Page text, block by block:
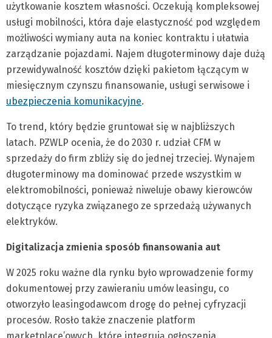
użytkowanie kosztem własności. Oczekują kompleksowej
usługi mobilności, która daje elastyczność pod względem
możliwości wymiany auta na koniec kontraktu i ułatwia
zarządzanie pojazdami. Najem długoterminowy daje dużą
przewidywalność kosztów dzięki pakietom łączącym w
miesięcznym czynszu finansowanie, usługi serwisowe i
ubezpieczenia komunikacyjne.
To trend, który będzie gruntował się w najbliższych
latach. PZWLP ocenia, że do 2030 r. udział CFM w
sprzedaży do firm zbliży się do jednej trzeciej. Wynajem
długoterminowy ma dominować przede wszystkim w
elektromobilności, ponieważ niweluje obawy kierowców
dotyczące ryzyka związanego ze sprzedażą używanych
elektryków.
Digitalizacja zmienia sposób finansowania aut
W 2025 roku ważne dla rynku było wprowadzenie formy
dokumentowej przy zawieraniu umów leasingu, co
otworzyło leasingodawcom drogę do pełnej cyfryzacji
procesów. Rosło także znaczenie platform